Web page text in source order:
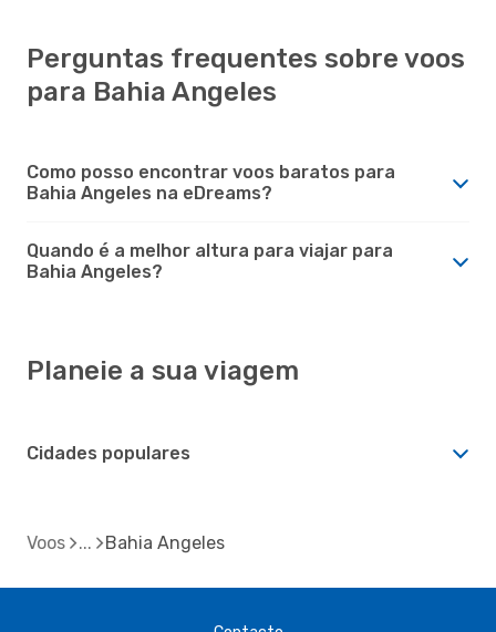
Perguntas frequentes sobre voos
para Bahia Angeles
Como posso encontrar voos baratos para
Bahia Angeles na eDreams?
Quando é a melhor altura para viajar para
Bahia Angeles?
Planeie a sua viagem
Cidades populares
Voos Bahia Angeles